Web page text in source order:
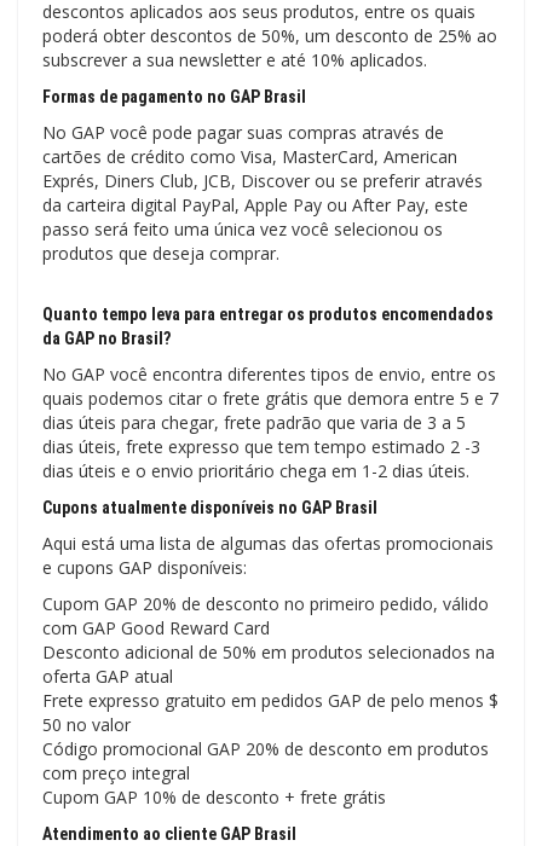
descontos aplicados aos seus produtos, entre os quais
poderá obter descontos de 50%, um desconto de 25% ao
subscrever a sua newsletter e até 10% aplicados.
Formas de pagamento no GAP Brasil
No GAP você pode pagar suas compras através de
cartões de crédito como Visa, MasterCard, American
Exprés, Diners Club, JCB, Discover ou se preferir através
da carteira digital PayPal, Apple Pay ou After Pay, este
passo será feito uma única vez você selecionou os
produtos que deseja comprar.
Quanto tempo leva para entregar os produtos encomendados
da GAP no Brasil?
No GAP você encontra diferentes tipos de envio, entre os
quais podemos citar o frete grátis que demora entre 5 e 7
dias úteis para chegar, frete padrão que varia de 3 a 5
dias úteis, frete expresso que tem tempo estimado 2 -3
dias úteis e o envio prioritário chega em 1-2 dias úteis.
Cupons atualmente disponíveis no GAP Brasil
Aqui está uma lista de algumas das ofertas promocionais
e cupons GAP disponíveis:
Cupom GAP 20% de desconto no primeiro pedido, válido
com GAP Good Reward Card
Desconto adicional de 50% em produtos selecionados na
oferta GAP atual
Frete expresso gratuito em pedidos GAP de pelo menos $
50 no valor
Código promocional GAP 20% de desconto em produtos
com preço integral
Cupom GAP 10% de desconto + frete grátis
Atendimento ao cliente GAP Brasil